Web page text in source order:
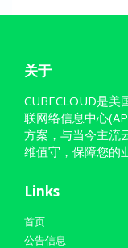
关于
CUBECLOUD是
联网络信息中心
方案，与当今主流
维值守，保障您的
Links
首页
公告信息